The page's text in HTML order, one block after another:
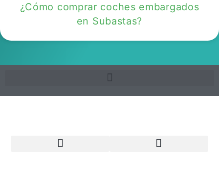
¿Cómo comprar coches embargados
en Subastas?